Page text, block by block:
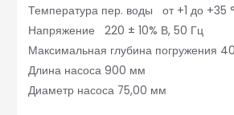
Температура пер. воды от +1 до +35
Напряжение 220 ± 10% В, 50 Гц
Максимальная глубина погружения
Длина насоса 900 мм
Диаметр насоса 75,00 мм